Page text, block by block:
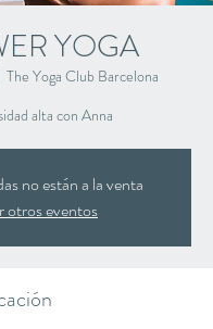
YOGA
The Yoga Club Barcelona
alta con Anna
no están a la venta
otros eventos